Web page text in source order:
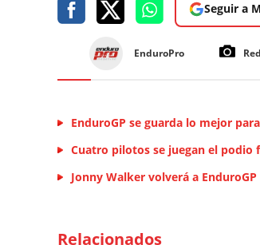
Seguir a
EnduroPro
EnduroGP se guarda lo mejor
Cuatro pilotos se juegan el podio
Jonny Walker volverá a
Relacionados